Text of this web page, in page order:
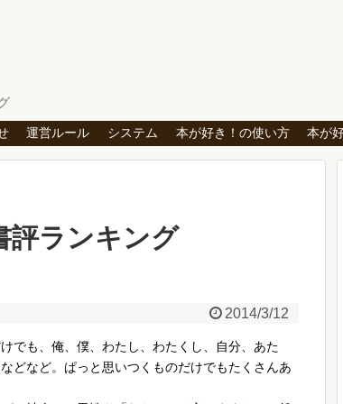
運営ルール システム 本が好き！の使い方 本が
評ランキング
2014/3/12
でも、俺、僕、わたし、わたくし、自分、あた
どなど。ぱっと思いつくものだけでもたくさんあ